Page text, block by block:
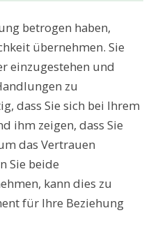
betrogen haben,
übernehmen. Sie
einzugestehen und
zu
dass Sie sich bei Ihrem
ihm zeigen, dass Sie
das Vertrauen
Sie beide
kann dies zu
für Ihre Beziehung